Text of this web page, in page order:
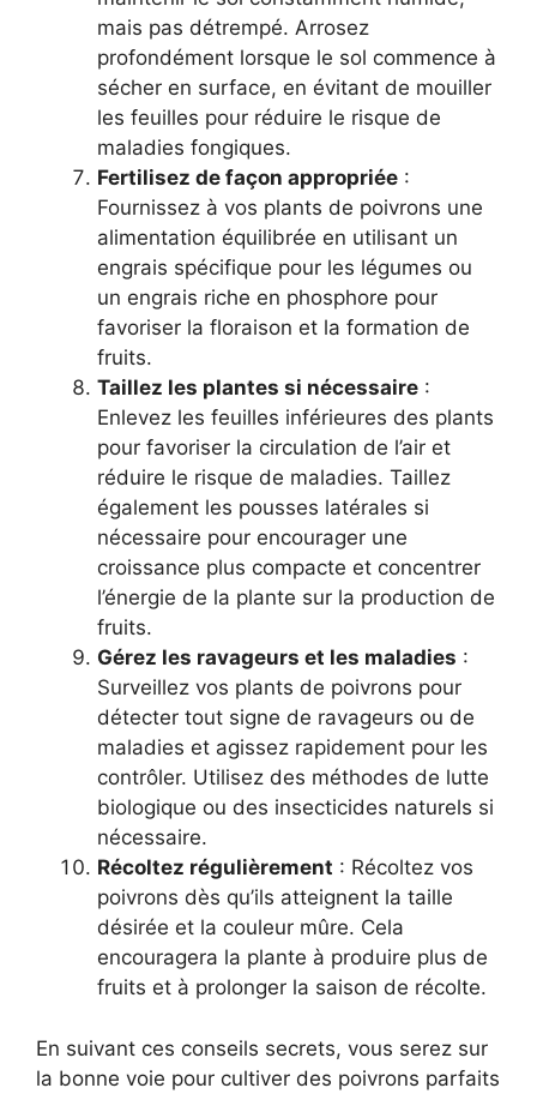
mais pas détrempé. Arrosez
profondément lorsque le sol commence à
sécher en surface, en évitant de mouiller
les feuilles pour réduire le risque de
maladies fongiques.
Fertilisez de façon appropriée :
Fournissez à vos plants de poivrons une
alimentation équilibrée en utilisant un
engrais spécifique pour les légumes ou
un engrais riche en phosphore pour
favoriser la floraison et la formation de
fruits.
Taillez les plantes si nécessaire :
Enlevez les feuilles inférieures des plants
pour favoriser la circulation de l’air et
réduire le risque de maladies. Taillez
également les pousses latérales si
nécessaire pour encourager une
croissance plus compacte et concentrer
l’énergie de la plante sur la production de
fruits.
Gérez les ravageurs et les maladies :
Surveillez vos plants de poivrons pour
détecter tout signe de ravageurs ou de
maladies et agissez rapidement pour les
contrôler. Utilisez des méthodes de lutte
biologique ou des insecticides naturels si
nécessaire.
Récoltez régulièrement : Récoltez vos
poivrons dès qu’ils atteignent la taille
désirée et la couleur mûre. Cela
encouragera la plante à produire plus de
fruits et à prolonger la saison de récolte.
En suivant ces conseils secrets, vous serez sur
la bonne voie pour cultiver des poivrons parfaits